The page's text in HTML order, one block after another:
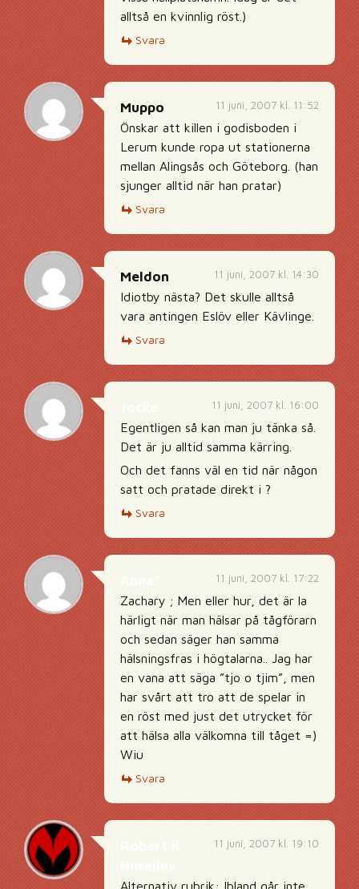
alltså en kvinnlig röst.)
Svara
11 juni, 2007 kl. 11:52
Muppo
Önskar att killen i godisboden i
Lerum kunde ropa ut stationerna
mellan Alingsås och Göteborg. (han
sjunger alltid när han pratar)
Svara
11 juni, 2007 kl. 14:30
Meldon
Idiotby nästa? Det skulle alltså
vara antingen Eslöv eller Kävlinge.
Svara
11 juni, 2007 kl. 16:00
Egentligen så kan man ju tänka så.
Det är ju alltid samma kärring.
Och det fanns väl en tid när någon
satt och pratade direkt i ?
Svara
11 juni, 2007 kl. 17:22
Zachary ; Men eller hur, det är la
härligt när man hälsar på tågförarn
och sedan säger han samma
hälsningsfras i högtalarna.. Jag har
en vana att säga ”tjo o tjim”, men
har svårt att tro att de spelar in
en röst med just det utrycket för
att hälsa alla välkomna till tåget =)
Wiu
Svara
11 juni, 2007 kl. 19:10
Alternativ rubrik: Ibland går inte